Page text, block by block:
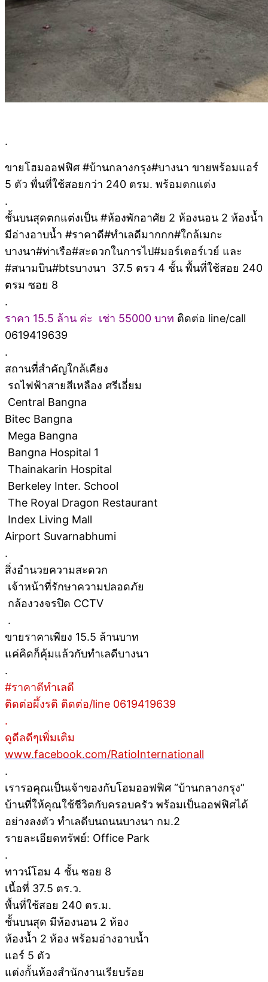
.
ขายโฮมออฟฟิศ #บ้านกลางกรุง#บางนา ขายพร้อมแอร์
5 ตัว พื่นที่ใช้สอยกว่า 240 ตรม. พร้อมตกแต่ง
.
ชั้นบนสุดตกแต่งเป็น #ห้องพักอาศัย 2 ห้องนอน 2 ห้องน้ำ
มีอ่างอาบน้ำ #ราคาดี#ทำเลดีมากกก#ใกล้เมกะ
บางนา#ท่าเรือ#สะดวกในการไป#มอร์เตอร์เวย์ และ
#สนามบิน#btsบางนา 37.5 ตรว 4 ชั้น พื้นที่ใช้สอย 240
ตรม ซอย 8
.
ราคา 15.5 ล้าน ค่ะ เช่า 55000 บาท ติดต่อ line/call
0619419639
.
สถานที่สำคัญใกล้เคียง
รถไฟฟ้าสายสีเหลือง ศรีเอี่ยม
Central Bangna
Bitec Bangna
Mega Bangna
Bangna Hospital 1
Thainakarin Hospital
Berkeley Inter. School
The Royal Dragon Restaurant
Index Living Mall
Airport Suvarnabhumi
.
สิ่งอำนวยความสะดวก
เจ้าหน้าที่รักษาความปลอดภัย
กล้องวงจรปิด CCTV
.
ขายราคาเพียง 15.5 ล้านบาท
แค่คิดก็คุ้มแล้วกับทำเลดีบางนา
.
#ราคาดีทำเลดี
ติดต่อผึ้งรติ ติดต่อ/line 0619419639
.
ดูดีลดีๆเพิ่มเติม
www.facebook.com/RatioInternationall
.
เรารอคุณเป็นเจ้าของกับโฮมออฟฟิศ “บ้านกลางกรุง”
บ้านที่ให้คุณใช้ชีวิตกับครอบครัว พร้อมเป็นออฟฟิศได้
อย่างลงตัว ทำเลดีบนถนนบางนา กม.2
รายละเอียดทรัพย์: Office Park
.
ทาวน์โฮม 4 ชั้น ซอย 8
เนื้อที่ 37.5 ตร.ว.
พื้นที่ใช้สอย 240 ตร.ม.
ชั้นบนสุด มีห้องนอน 2 ห้อง
ห้องน้ำ 2 ห้อง พร้อมอ่างอาบน้ำ
แอร์ 5 ตัว
แต่งกั้นห้องสำนักงานเรียบร้อย